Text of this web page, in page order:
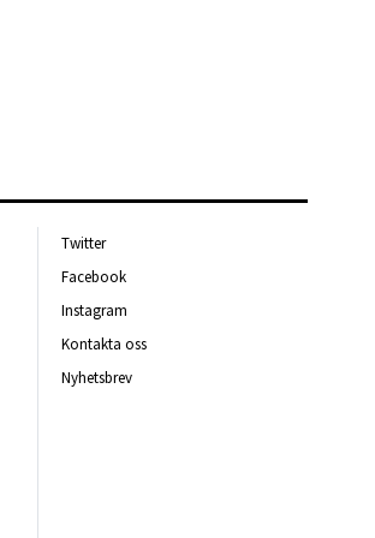
Twitter
Facebook
Instagram
Kontakta oss
Nyhetsbrev